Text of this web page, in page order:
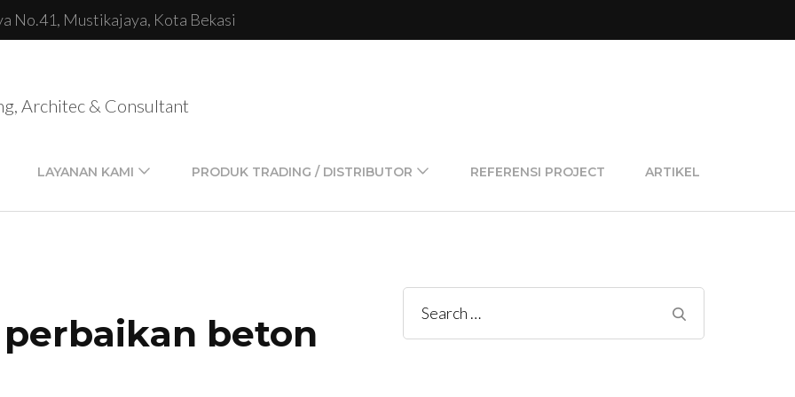
No.41, Mustikajaya, Kota Bekasi
Architec & Consultant
LAYANAN KAMI PRODUK TRADING / DISTRIBUTOR REFERENSI PROJECT ARTIKEL
beton
Search
for: